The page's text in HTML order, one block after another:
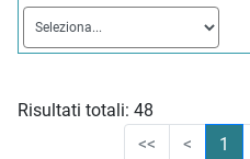
Risultati totali: 48
<<
< 1